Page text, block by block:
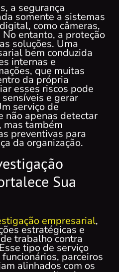
a segurança
somente a sistemas
como câmeras,
entanto, a proteção
soluções. Uma
bem conduzida
internas e
que muitas
da própria
esses riscos pode
e gerar
serviço de
não apenas detectar
mas também
preventivas para
da organização.
Sua
empresarial,
estratégicas e
trabalho contra
tipo de serviço
parceiros
alinhados com os